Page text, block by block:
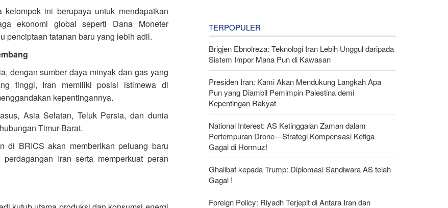
ini berupaya untuk mendapatkan
ekonomi global seperti Dana Moneter
penciptaan tatanan baru yang lebih adil.
dengan sumber daya minyak dan gas yang
tinggi, Iran memiliki posisi istimewa di
kepentingannya.
Asia Selatan, Teluk Persia, dan dunia
Timur-Barat.
di BRICS akan memberikan peluang baru
Iran serta memperkuat peran
TERPOPULER
Brigjen Ebnolreza: Teknologi Iran Lebih Unggul daripada
Sistem Impor Mana Pun di Kawasan
Presiden Iran: Kami Akan Mendukung Langkah Apa
Pun yang Diambil Pemimpin Palestina demi
Kepentingan Rakyat
National Interest: AS Ketinggalan Zaman dalam
Pertempuran Drone—Strategi Kompensasi Ketiga
Gagal di Hormuz!
Ghalibaf kepada Trump: Diplomasi Sandiwara AS telah
Gagal !
Foreign Policy: Riyadh Terjepit di Antara Iran dan